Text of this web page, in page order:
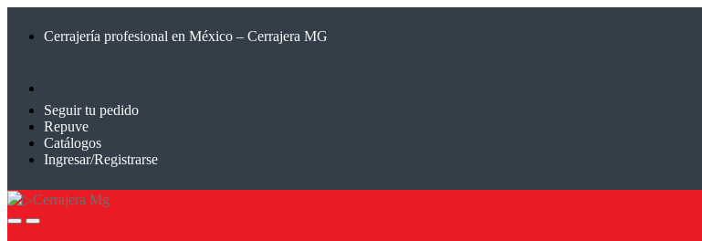
Cerrajería profesional en México – Cerrajera MG
Seguir tu pedido
Repuve
Catálogos
Ingresar/Registrarse